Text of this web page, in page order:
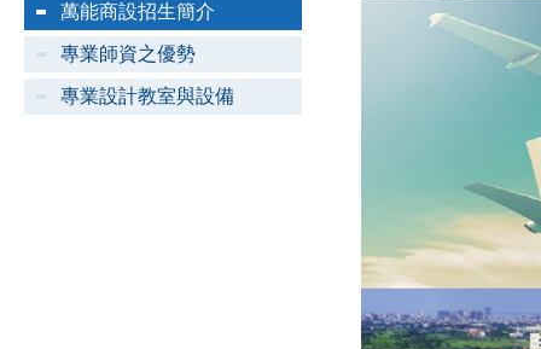
萬能商設招生簡介
專業師資之優勢
專業設計教室與設備